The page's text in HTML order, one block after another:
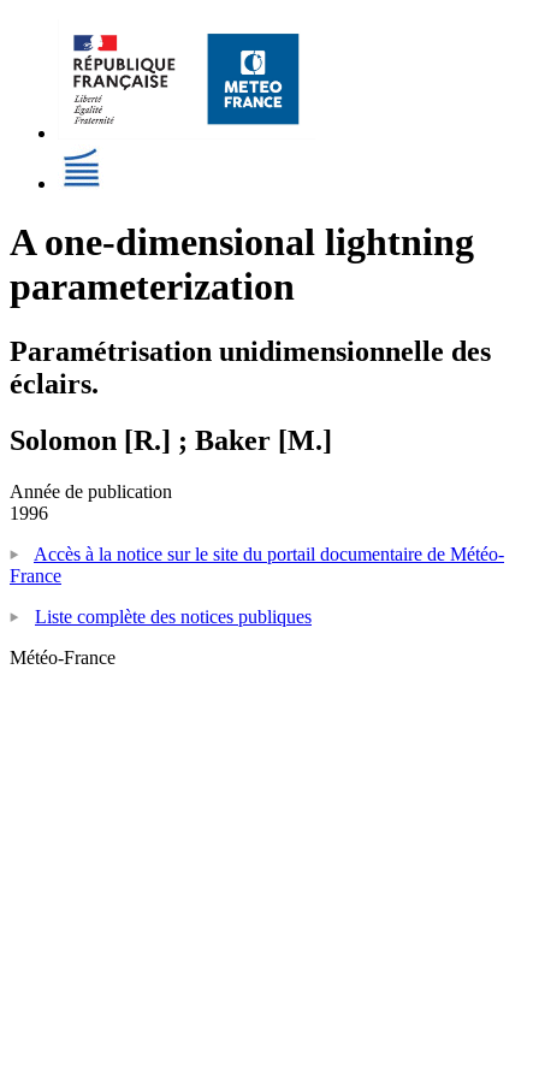
A one-dimensional lightning
parameterization
Paramétrisation unidimensionnelle des
éclairs.
Solomon [R.] ; Baker [M.]
Année de publication
1996
Accès à la notice sur le site du portail documentaire de Météo-
France
Liste complète des notices publiques
Météo-France